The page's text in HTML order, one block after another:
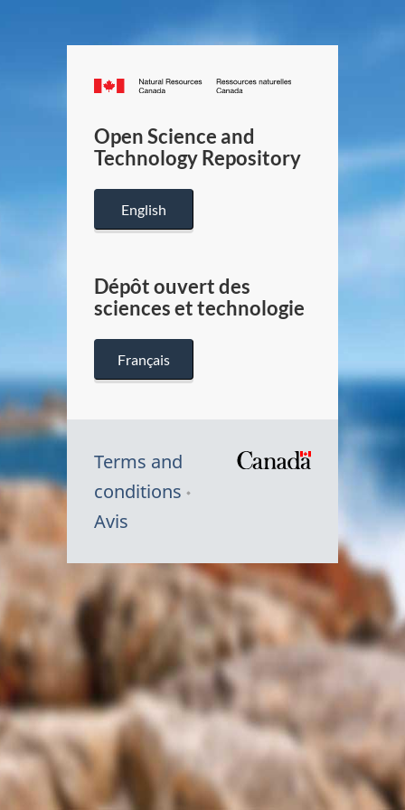
Canada.ca
/
Canada
Open Science and
Technology Repository
English
Dépôt ouvert des
sciences et technologie
Français
Terms and
conditions
Avis
Symbole
du
Canada